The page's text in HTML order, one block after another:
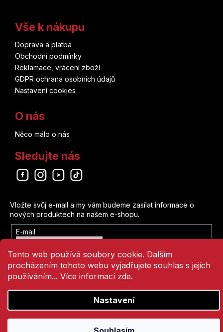
Tento web používá soubory cookie. Dalším
procházením tohoto webu vyjadřujete souhlas s jejich
používáním... Více informací zde.
Nastavení
Vše k nákupu
Doprava a platba
Obchodní podmínky
Reklamace, vrácení zboží
GDPR ochrana osobních údajů
Nastavení cookies
O nás
Něco málo o nás
Sledujte nás
Odebírat newsletter
Vložte svůj e-mail a my vám budeme zasílat informace o
nových produktech na našem e-shopu.
E-mail
Vložením e-mailu souhlasíte s
podmínkami ochrany osobních údajů
Copyright 2026Comics Point. Všechna práva vyhrazena.